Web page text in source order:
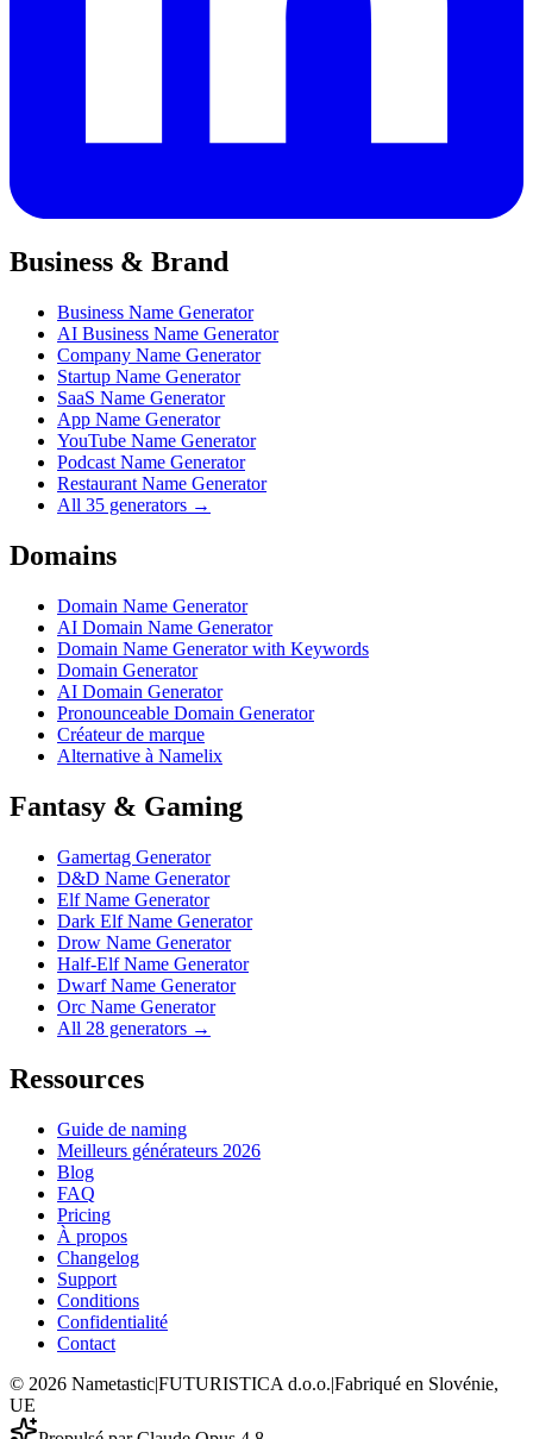
Business & Brand
Business Name Generator
AI Business Name Generator
Company Name Generator
Startup Name Generator
SaaS Name Generator
App Name Generator
YouTube Name Generator
Podcast Name Generator
Restaurant Name Generator
All 35 generators →
Domains
Domain Name Generator
AI Domain Name Generator
Domain Name Generator with Keywords
Domain Generator
AI Domain Generator
Pronounceable Domain Generator
Créateur de marque
Alternative à Namelix
Fantasy & Gaming
Gamertag Generator
D&D Name Generator
Elf Name Generator
Dark Elf Name Generator
Drow Name Generator
Half-Elf Name Generator
Dwarf Name Generator
Orc Name Generator
All 28 generators →
Ressources
Guide de naming
Meilleurs générateurs 2026
Blog
FAQ
Pricing
À propos
Changelog
Support
Conditions
Confidentialité
Contact
© 2026 Nametastic|FUTURISTICA d.o.o.|Fabriqué en Slovénie,
UE